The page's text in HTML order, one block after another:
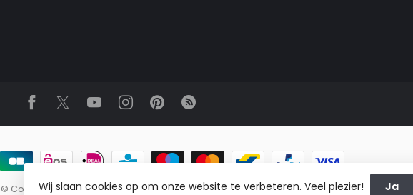
© Copyright 2026 ReRags Vintage Groothandel
Wij slaan cookies op om onze website te verbeteren. Veel plezier! Ja